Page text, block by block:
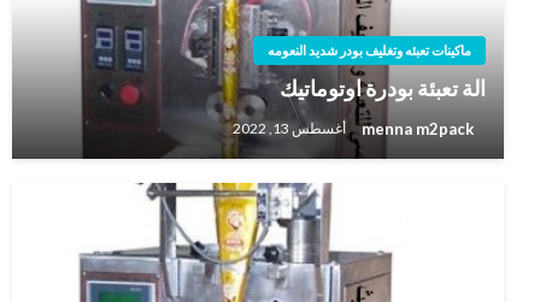
ماكينات تعبئه وتغليف بودر شديد النعومه
الة تعبئة بودرة اوتوماتيك
menna m2pack أغسطس 13, 2022